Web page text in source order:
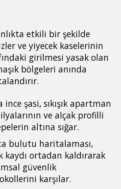
etkili bir şekilde
ve yiyecek kaselerinin
girilmesi yasak olan
bölgeleri anında
ince şasi, sıkışık apartman
ve alçak profilli
altına sığar.
bulutu haritalaması,
kaydı ortadan kaldırarak
güvenlik
karşılar.